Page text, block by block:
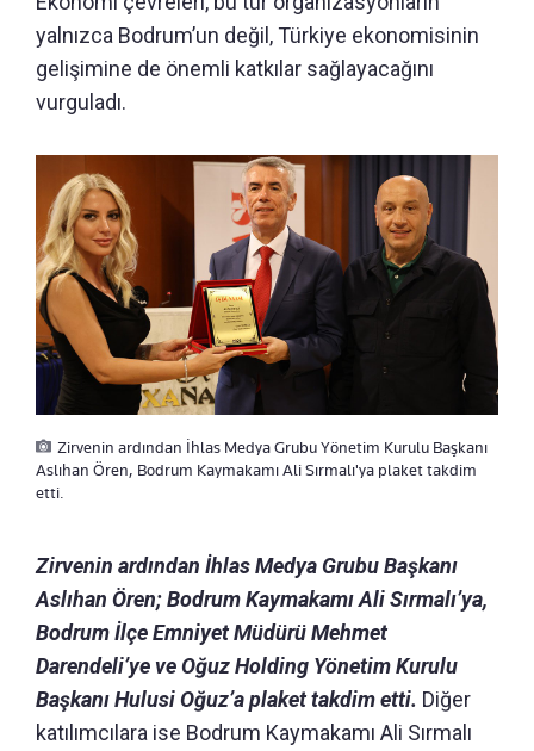
yalnızca Bodrum’un değil, Türkiye ekonomisinin
gelişimine de önemli katkılar sağlayacağını
vurguladı.
Zirvenin ardından İhlas Medya Grubu Yönetim Kurulu Başkanı
Aslıhan Ören, Bodrum Kaymakamı Ali Sırmalı'ya plaket takdim
etti.
Zirvenin ardından İhlas Medya Grubu Başkanı
Aslıhan Ören; Bodrum Kaymakamı Ali Sırmalı’ya,
Bodrum İlçe Emniyet Müdürü Mehmet
Darendeli’ye ve Oğuz Holding Yönetim Kurulu
Başkanı Hulusi Oğuz’a plaket takdim etti. Diğer
katılımcılara ise Bodrum Kaymakamı Ali Sırmalı